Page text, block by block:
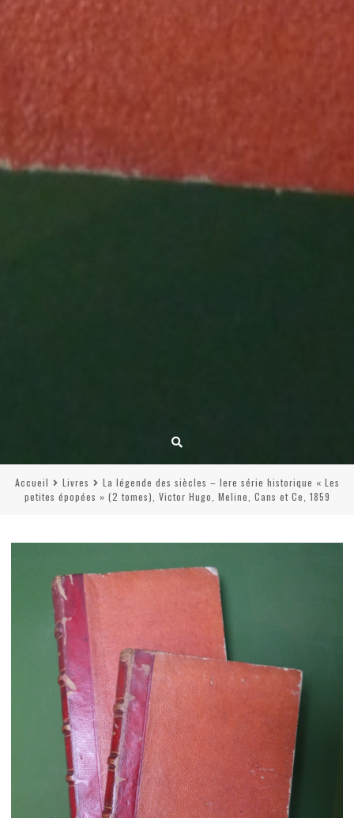
Accueil Livres
La légende des siècles – Iere série historique « Les
petites épopées » (2 tomes), Victor Hugo, Meline, Cans et Ce, 1859